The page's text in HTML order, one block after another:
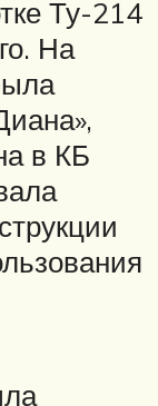
Ту-214
На
в КБ